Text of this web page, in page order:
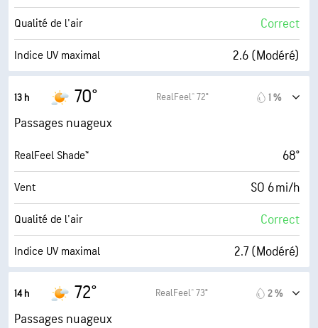
Qualité de l'air Correct
Indice UV maximal 2.6 (Modéré)
Humidité
Point de rosée 54° F
AccuLumen Brightness Index™ 6 (Moyenne)
Couverture nuageuse 65 %
Visibilité 10 mi
13 h 70° RealFeel® 72° 1 %
Passages nuageux
RealFeel Shade™ 68°
Vent SO 6 mi/h
Qualité de l'air Correct
Indice UV maximal 2.7 (Modéré)
Humidité
14 h 72° RealFeel® 73° 2 %
Passages nuageux